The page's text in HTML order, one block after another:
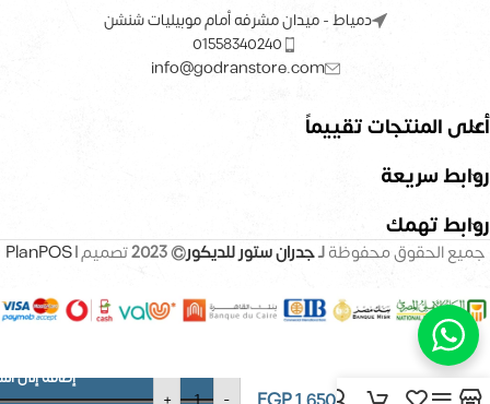
دمياط - ميدان مشرفه أمام موبيليات شنشن
01558340240
info@godranstore.com
أعلى المنتجات تقييماً
روابط سريعة
روابط تهمك
جميع الحقوق محفوظةلـجدران ستور للديكور© 2023 تصميم |PlanPOS
ورق حائط –
إضافة إلى